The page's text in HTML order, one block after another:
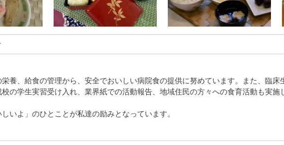
養、給食の管理から、安全でおいしい病院食の提供に努めています。また、臨床
の学生実習受け入れ、業界紙での活動報告、地域住民の方々への食育活動も実施
いよ」のひとことが私達の励みとなっています。